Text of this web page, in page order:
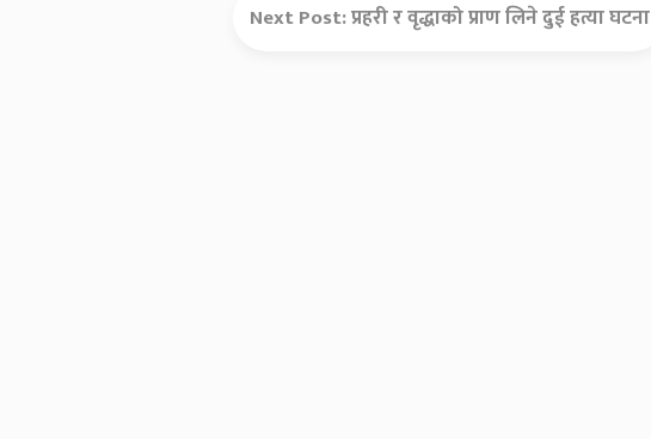
Next Post:प्रहरी र वृद्धाको प्राण लिने दुई हत्या घटना